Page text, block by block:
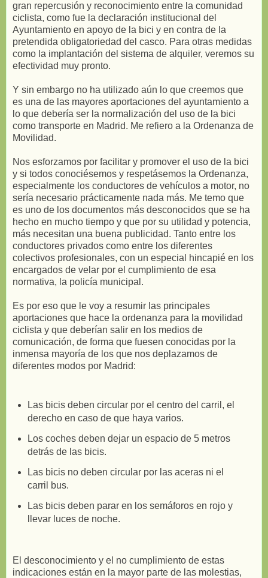
gran repercusión y reconocimiento entre la comunidad
ciclista, como fue la declaración institucional del
Ayuntamiento en apoyo de la bici y en contra de la
pretendida obligatoriedad del casco. Para otras medidas
como la implantación del sistema de alquiler, veremos su
efectividad muy pronto.
Y sin embargo no ha utilizado aún lo que creemos que
es una de las mayores aportaciones del ayuntamiento a
lo que debería ser la normalización del uso de la bici
como transporte en Madrid. Me refiero a la Ordenanza de
Movilidad.
Nos esforzamos por facilitar y promover el uso de la bici
y si todos conociésemos y respetásemos la Ordenanza,
especialmente los conductores de vehículos a motor, no
sería necesario prácticamente nada más. Me temo que
es uno de los documentos más desconocidos que se ha
hecho en mucho tiempo y que por su utilidad y potencia,
más necesitan una buena publicidad. Tanto entre los
conductores privados como entre los diferentes
colectivos profesionales, con un especial hincapié en los
encargados de velar por el cumplimiento de esa
normativa, la policía municipal.
Es por eso que le voy a resumir las principales
aportaciones que hace la ordenanza para la movilidad
ciclista y que deberían salir en los medios de
comunicación, de forma que fuesen conocidas por la
inmensa mayoría de los que nos deplazamos de
diferentes modos por Madrid:
Las bicis deben circular por el centro del carril, el
derecho en caso de que haya varios.
Los coches deben dejar un espacio de 5 metros
detrás de las bicis.
Las bicis no deben circular por las aceras ni el
carril bus.
Las bicis deben parar en los semáforos en rojo y
llevar luces de noche.
El desconocimiento y el no cumplimiento de estas
indicaciones están en la mayor parte de las molestias,